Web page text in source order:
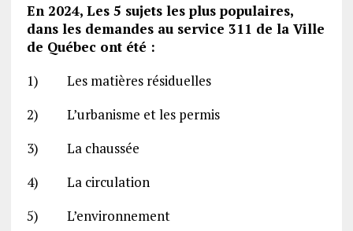
En 2024, Les 5 sujets les plus populaires,
dans les demandes au service 311 de la Ville
de Québec ont été :
1) Les matières résiduelles
2) L’urbanisme et les permis
3) La chaussée
4) La circulation
5) L’environnement